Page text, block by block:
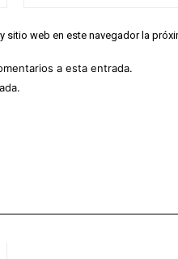
sitio web en este navegador la
a esta entrada.